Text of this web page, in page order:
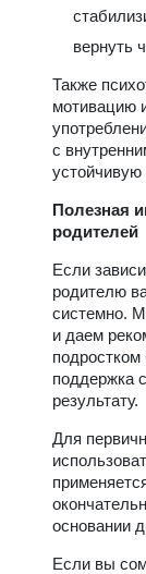
вернуть
Также
мотивацию
с
устойчивую
Полезная
родителей
Если
родителю
системно.
и даем
подростком
поддержка
результату.
Для
основании
Если вы